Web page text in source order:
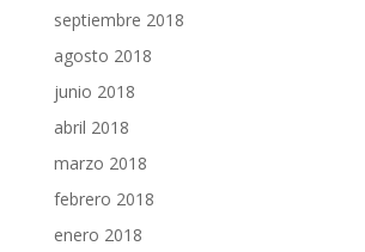
septiembre 2018
agosto 2018
junio 2018
abril 2018
marzo 2018
febrero 2018
enero 2018